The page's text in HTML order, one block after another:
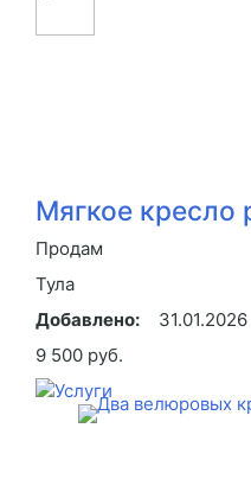
Мягкое кресло
Продам
Тула
Добавлено:
31.01.2026
9 500 руб.